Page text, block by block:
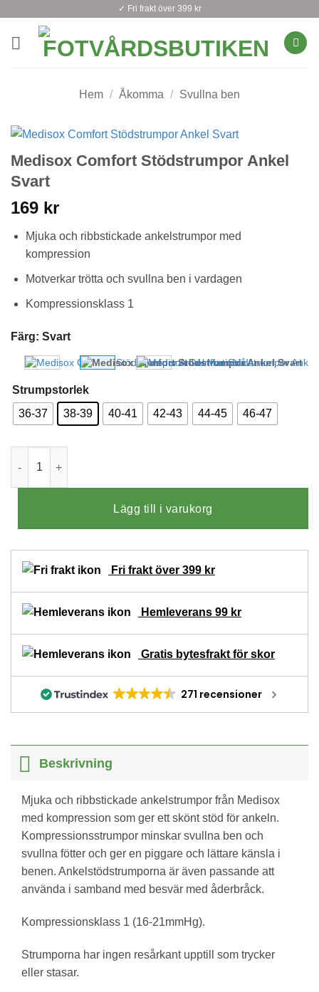
✓ Fri frakt över 399 kr
Hem / Åkomma / Svullna ben
Medisox Comfort Stödstrumpor Ankel
Svart
169 kr
Mjuka och ribbstickade ankelstrumpor med
kompression
Motverkar trötta och svullna ben i vardagen
Kompressionsklass 1
Färg: Svart
Strumpstorlek
36-37
38-39 40-41 42-43 44-45 46-47
Lägg till i varukorg
Fri frakt över 399 kr
Hemleverans 99 kr
Gratis bytesfrakt för skor
271 recensioner
Beskrivning
Mjuka och ribbstickade ankelstrumpor från Medisox
med kompression som ger ett skönt stöd för ankeln.
Kompressionsstrumpor minskar svullna ben och
svullna fötter och ger en piggare och lättare känsla i
benen. Ankelstödstrumporna är även passande att
använda i samband med besvär med åderbråck.
Kompressionsklass 1 (16-21mmHg).
Strumporna har ingen resårkant upptill som trycker
eller stasar.